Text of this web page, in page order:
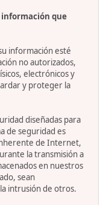
información que
información esté
no autorizados,
electrónicos y
y proteger la
diseñadas para
de seguridad es
de Internet,
la transmisión a
en nuestros
sean
intrusión de otros.